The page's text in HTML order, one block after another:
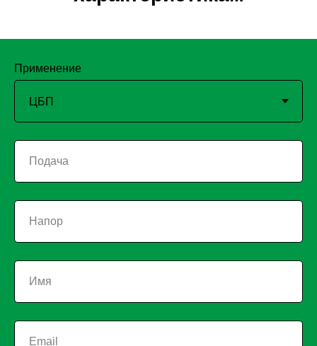
Применение